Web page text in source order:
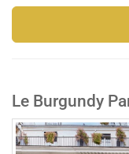
Le Burgundy